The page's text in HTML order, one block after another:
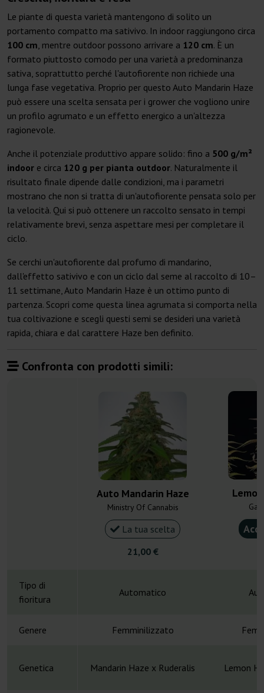
Le piante di questa varietà mantengono di solito un
portamento compatto ma sativivo. In indoor raggiungono circa
100 cm, mentre outdoor possono arrivare a 120 cm. È un
formato piuttosto comodo per una varietà a predominanza
sativa, soprattutto perché l'autofiorente non richiede una
lunga fase vegetativa. Proprio per questo Auto Mandarin Haze
può essere una scelta sensata per i grower che vogliono unire
un profilo agrumato e un effetto energico a un'altezza
ragionevole.
Anche il potenziale produttivo appare solido: fino a 500 g/m²
indoor e circa 120 g per pianta outdoor. Naturalmente il
risultato finale dipende dalle condizioni, ma i parametri
mostrano che non si tratta di un'autofiorente pensata solo per
la velocità. Qui si può ottenere un raccolto sensato in tempi
relativamente brevi, senza aspettare mesi per completare il
ciclo.
Se cerchi un'autofiorente dal profumo di mandarino,
dall'effetto sativivo e con un ciclo dal seme al raccolto di 10–
11 settimane, Auto Mandarin Haze è un ottimo punto di
partenza. Scopri come questa linea agrumata si comporta nella
tua coltivazione e scegli questi semi se desideri una varietà
rapida, chiara e dal carattere Haze ben definito.
Confronta con prodotti simili:
Auto Mandarin Haze
Ministry Of Cannabis
La tua scelta
21,00 €
Tipo di
fioritura
Automatico
Genere Femminilizzato
Genetica Mandarin Haze x Ruderalis Lemon